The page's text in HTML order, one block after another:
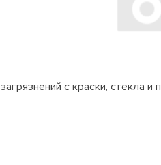
с краски, стекла и п